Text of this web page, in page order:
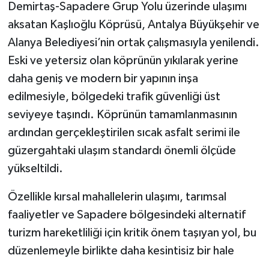
Demirtaş-Sapadere Grup Yolu üzerinde ulaşımı
aksatan Kaşlıoğlu Köprüsü, Antalya Büyükşehir ve
Alanya Belediyesi’nin ortak çalışmasıyla yenilendi.
Eski ve yetersiz olan köprünün yıkılarak yerine
daha geniş ve modern bir yapının inşa
edilmesiyle, bölgedeki trafik güvenliği üst
seviyeye taşındı. Köprünün tamamlanmasının
ardından gerçekleştirilen sıcak asfalt serimi ile
güzergahtaki ulaşım standardı önemli ölçüde
yükseltildi.
Özellikle kırsal mahallelerin ulaşımı, tarımsal
faaliyetler ve Sapadere bölgesindeki alternatif
turizm hareketliliği için kritik önem taşıyan yol, bu
düzenlemeyle birlikte daha kesintisiz bir hale